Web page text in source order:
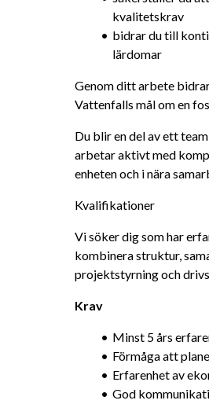
kvalitetskrav
bidrar du till
lärdomar
Genom ditt arbete
Vattenfalls mål om en
Du blir en del av ett
arbetar aktivt med
enheten och i nära
Kvalifikationer
Vi söker dig som har
kombinera struktur,
projektstyrning och
Krav
Minst 5 års
Förmåga att
Erfarenhet av
God